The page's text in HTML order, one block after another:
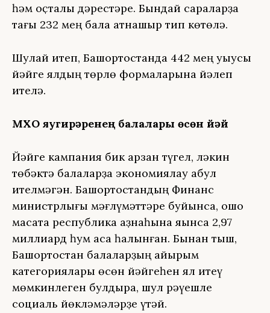
һәм оҫталыҡ дәрестәре. Бындай сараларҙа
тағы 232 мең бала ҡатнашыр тип көтөлә.
Шулай итеп, Башҡортостанда 442 мең уҡыусы
йәйге ялдың төрлө формаларына йәлеп
ителә.
МХО яугирҙәренең балалары өсөн йәй
Йәйге кампания бик арзан түгел, ләкин
төбәктә балаларҙа экономиялау ҡабул
ителмәгән. Башҡортостандың Финанс
министрлығы мәғлүмәттәре буйынса, ошо
маҡсатҡа республика ҡаҙнаһына яҡынса 2,97
миллиард һум аҡса һалынған. Бынан тыш,
Башҡортостан балаларҙың айырым
категориялары өсөн йәйгеһен ял итеү
мөмкинлеген булдыра, шул рәүешле
социаль йөкләмәләрҙе үтәй.